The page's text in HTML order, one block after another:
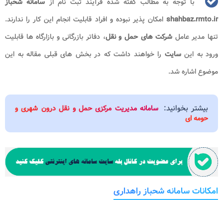
shahbaz.rmto.ir امکان پذیر نبوده و افراد قابلیت انجام این کار را ندارند.
تنها مدیر عامل شرکت های حمل و نقل، دفاتر بازرگانی و بازارگاه ها قابلیت
ورود به اینسایت را خواهند داشت که در بخش های قبلی مقاله به این
موضوع اشاره شد.
بیشتر بخوانید: سامانه مدیریت مرکزی حمل و نقل درون شهری و
حومه ای
امکانات سامانه شحباز راهداری